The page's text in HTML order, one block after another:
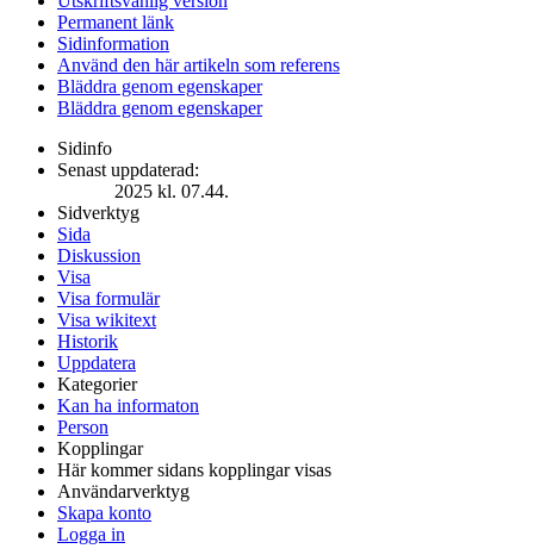
Permanent länk
Sidinformation
Använd den här artikeln som referens
Bläddra genom egenskaper
Bläddra genom egenskaper
Sidinfo
Senast uppdaterad:
2025 kl. 07.44.
Sidverktyg
Sida
Diskussion
Visa
Visa formulär
Visa wikitext
Historik
Uppdatera
Kategorier
Kan ha informaton
Person
Kopplingar
Här kommer sidans kopplingar visas
Användarverktyg
Skapa konto
Logga in